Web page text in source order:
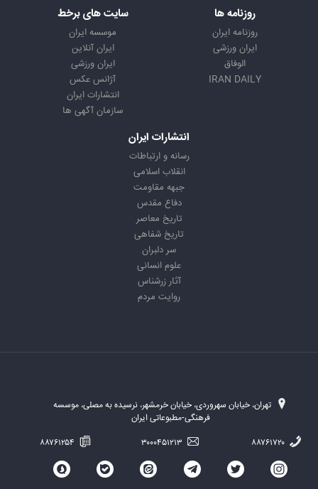
روزنامه ها
روزنامه ایران
ایران ورزشی
الوفاق
IRAN DAILY
سایت های برخط
موسسه ایران
ایران آنلاین
ایران ورزشی
آژانس عکس
انتشارات ایران
سازمان آگهی ها
انتشارات ایران
رسانه و ارتباطات
انقلاب اسلامی
جبهه مقاومت
دفاع مقدس
تاریخ معاصر
تاریخ شفاهی
سر دلبران
علوم انسانی
آثار زرشناس
روایت مردم
تهران، خیابان سهروردی، خیابان خرمشهر، نرسیده به مصلی، موسسه
فرهنگی-مطبوعاتی ایران